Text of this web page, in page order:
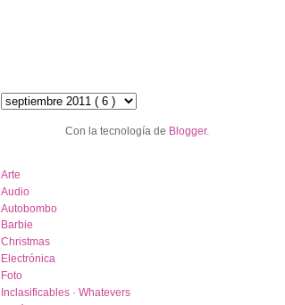
Con la tecnología de Blogger.
Arte
Audio
Autobombo
Barbie
Christmas
Electrónica
Foto
Inclasificables · Whatevers